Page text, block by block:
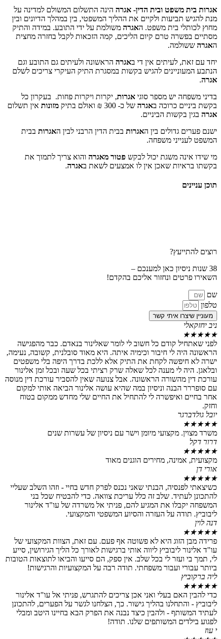
משפט ובית הדין- אגרה הינה התשלום המשולם למדינה על
תביעות ולקיים את ההליך המשפטי, בין במהלך הדיונים ובין
בית משפט. האגרהמשולמת על ידי התובע. במידה והתיק
טרם קיום הליכים, קמה הזכאות לקבל בחזרה מחצית
לעיתים אין די באגרההראשונה ולעיתים גם התובע וגם
להגיש בקשות במסגרת התיק העיקרי צריכים לשלם
יש מספר סוגי אגרות, יקרות ויקרות פחות. בעקרון כל
כרוכה באגרהשל כ- 300 ₪ ואולם בתיק מזונותאין תשלום
בקשות הביניים.
גדולים בין האגרות בבית הדין הרבני לבין האגרותבבית
משפחה.
משגת יכול לבקש פטור מאגרהוהוא צריך לתמוך את
שאכן אין לו אמצעים לשאת באגרה.
ונחזור אליכם בהקדם!
איתי קשר
קודם כל חשוב לי לומר שאלינור בנאדם. כבר מהפגישה
לי חיבור וכימיה איתה. היא מאוד סובלנית, קשובה, נעימה,
לקחת את התיק אלא ללכת בדרך היפה בלי משפטים
לי מענה לכל שאלה שרק רציתי בכל שעה ובכל זמן אלינור
מהשורה הראשונה. אבל צנועה שאין להסביר עורכת דין מנוסה
הבנה וניסיון במה שהיא עושה אלינור הביאה אותי למקום
ואיפשרה לי להתחיל את החיים שלי מחדש ממקום בטוח
מקצועי מיומן וישר עם ניסיון של עשרות שנים
מחירים הוגנים מאוד
הבנתי שאני נכנס לפרק חדש בחיי - וזהו השלב שעליי
שלב זה כלל עריכת צוואה. כדי להבטיח שכל בני
את המגיע להם, פניתי אל משרדה של עו"ד אלינור
על העזרה והסיוע המשפטי והמקצועי.
הזוג היא לא פשוטה אף פעם. עם זאת, הצוות המקצועי של
ליבוביץ ליווה אותי ברגישות לאורך כל הליך הגירושין, סייע
ועזר לי בכל שלב. אין ספק, הם סייעו והביאו לתוצאות הטובות
ועבור משפחתי. תודה רבה על המקצועיות והרגישות!
האם בעלי ואני אכן צריכים להתגרש, פניתי אל עו"ד אלינור
בהליך גישור. כך, הצלחנו לגשר על הפערים, להתכונן
- ולהבין כיצד נבנה את הפרק הבא בחיינו היטב ומבלי
המשותפים שלנו. תודה!